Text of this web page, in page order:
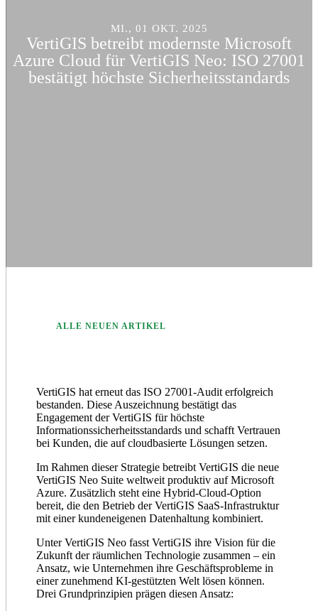
MI., 01 OKT. 2025
VertiGIS betreibt modernste Microsoft
Azure Cloud für VertiGIS Neo: ISO 27001
bestätigt höchste Sicherheitsstandards
ALLE NEUEN ARTIKEL
VertiGIS hat erneut das ISO 27001-Audit erfolgreich
bestanden. Diese Auszeichnung bestätigt das
Engagement der VertiGIS für höchste
Informationssicherheitsstandards und schafft Vertrauen
bei Kunden, die auf cloudbasierte Lösungen setzen.
Im Rahmen dieser Strategie betreibt VertiGIS die neue
VertiGIS Neo Suite weltweit produktiv auf Microsoft
Azure. Zusätzlich steht eine Hybrid-Cloud-Option
bereit, die den Betrieb der VertiGIS SaaS-Infrastruktur
mit einer kundeneigenen Datenhaltung kombiniert.
Unter VertiGIS Neo fasst VertiGIS ihre Vision für die
Zukunft der räumlichen Technologie zusammen – ein
Ansatz, wie Unternehmen ihre Geschäftsprobleme in
einer zunehmend KI-gestützten Welt lösen können.
Drei Grundprinzipien prägen diesen Ansatz: